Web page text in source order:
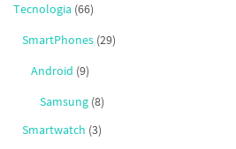
Tecnologia (66)
SmartPhones (29)
Android (9)
Samsung (8)
Smartwatch (3)